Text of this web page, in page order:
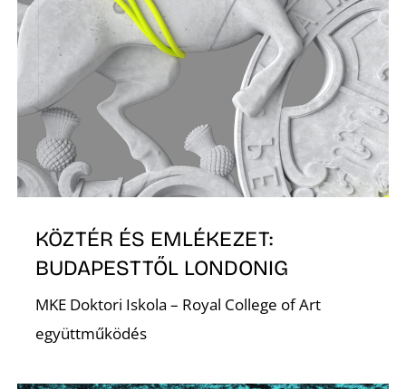
KÖZTÉR ÉS EMLÉKEZET:
BUDAPESTTŐL LONDONIG
MKE Doktori Iskola – Royal College of Art
együttműködés